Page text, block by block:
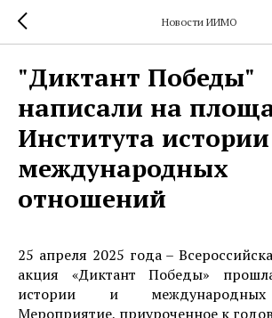
Новости ИИМО
"Диктант Победы"
написали на
Института
международных
отношений
25 апреля 2025 года –
акция «Диктант Победы»
истории и
Мероприятие, приуроченное к